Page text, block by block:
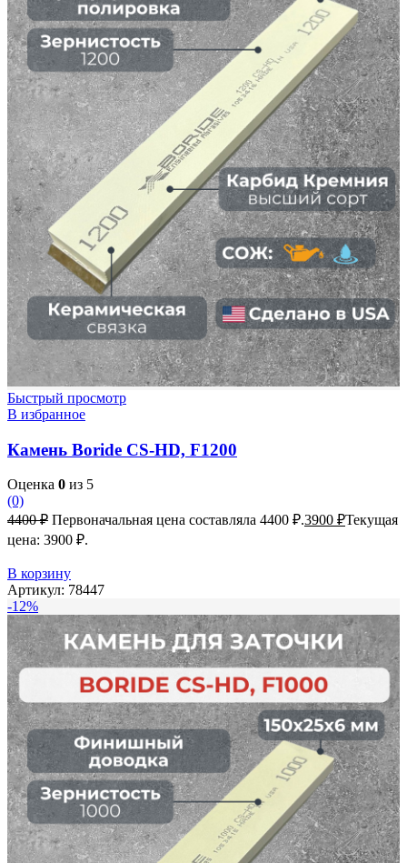
Быстрый просмотр
В избранное
Камень Boride CS-HD, F1200
Оценка 0 из 5
(0)
4400₽ Первоначальная цена составляла 4400 ₽.3900 ₽Текущая
цена: 3900 ₽.
В корзину
Артикул: 78447
-12%